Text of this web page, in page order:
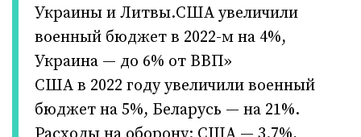
Украины и Литвы.США увеличили
военный бюджет в 2022-м на 4%,
Украина — до 6% от ВВП»
США в 2022 году увеличили военный
бюджет на 5%, Беларусь — на 21%.